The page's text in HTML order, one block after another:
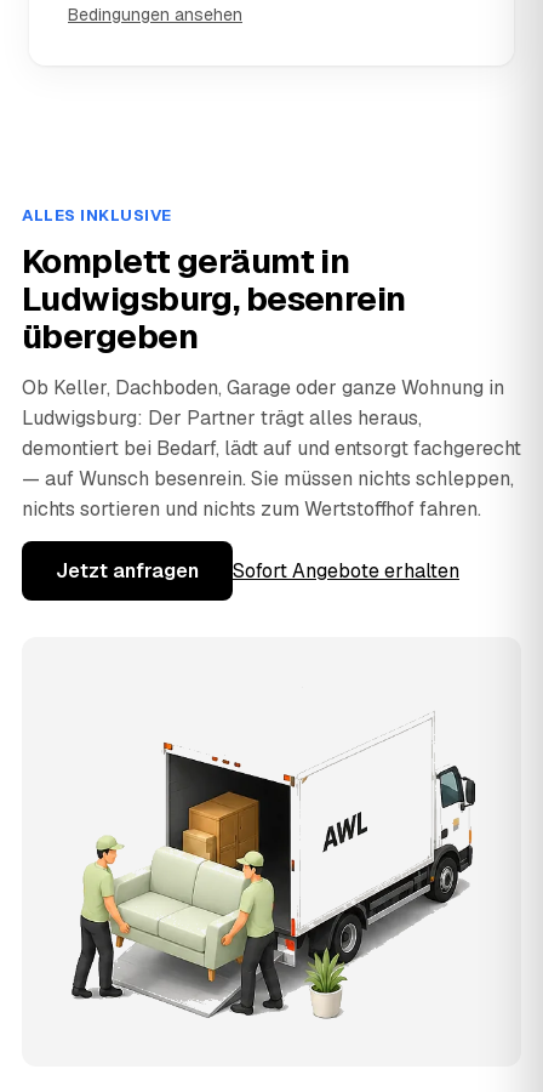
Bedingungen ansehen
ALLES INKLUSIVE
Komplett geräumt in
Ludwigsburg, besenrein
übergeben
Ob Keller, Dachboden, Garage oder ganze Wohnung in
Ludwigsburg: Der Partner trägt alles heraus,
demontiert bei Bedarf, lädt auf und entsorgt fachgerecht
— auf Wunsch besenrein. Sie müssen nichts schleppen,
nichts sortieren und nichts zum Wertstoffhof fahren.
Jetzt anfragen Sofort Angebote erhalten